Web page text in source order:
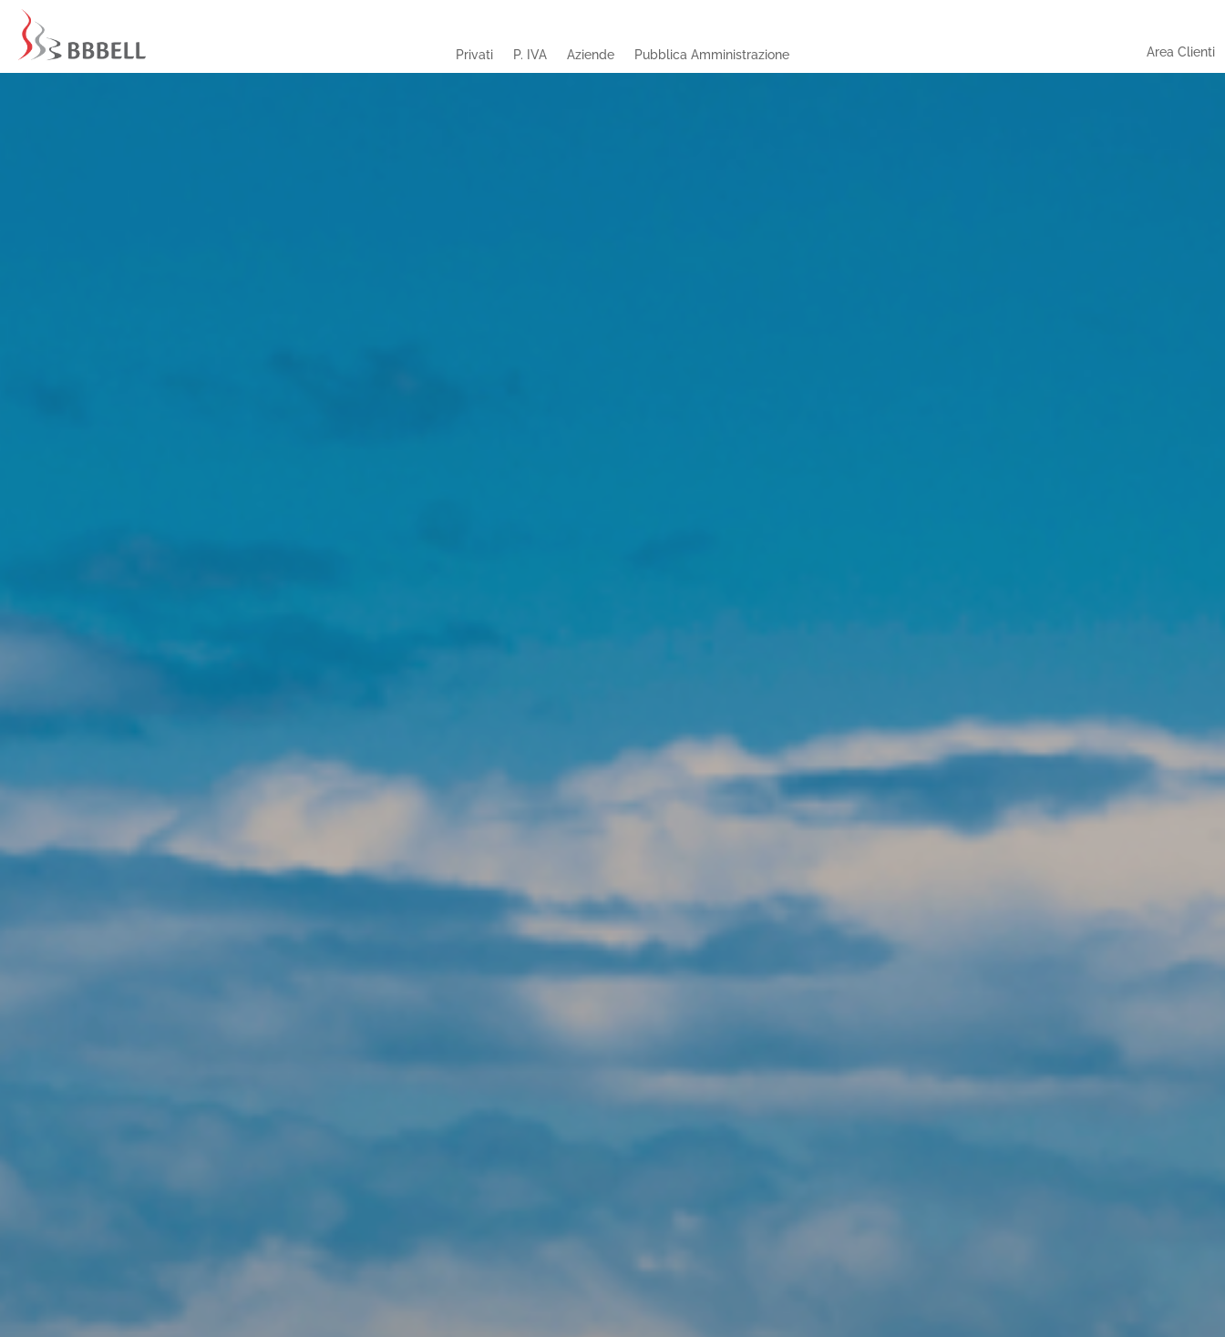
Privati P. IVA Aziende Pubblica Amministrazione Area Clienti